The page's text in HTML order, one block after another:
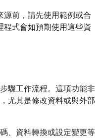
源前，請先使用範例或合
程式會如預期使用這些資
驟工作流程。這項功能非
尤其是修改資料或與外部
、資料轉換或設定變更等